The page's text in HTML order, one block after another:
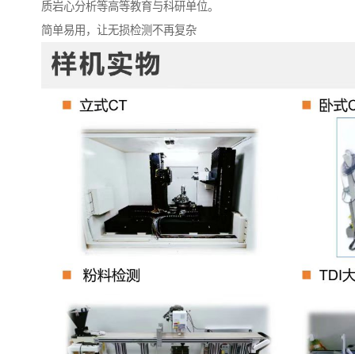
质岩心分析等高等教育与科研单位。
简单易用，让无损检测不再复杂